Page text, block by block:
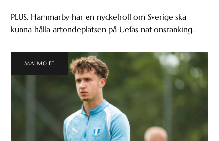
PLUS. Hammarby har en nyckelroll om Sverige ska
kunna hålla artondeplatsen på Uefas nationsranking.
MALMÖ FF